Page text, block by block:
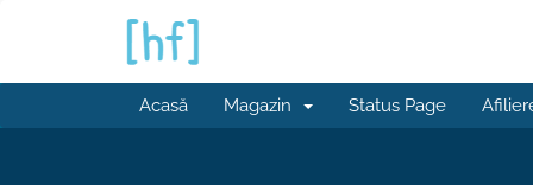
Acasă Magazin Status Page